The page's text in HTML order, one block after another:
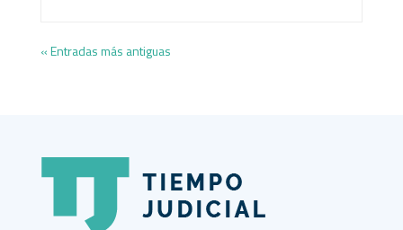
« Entradas más antiguas